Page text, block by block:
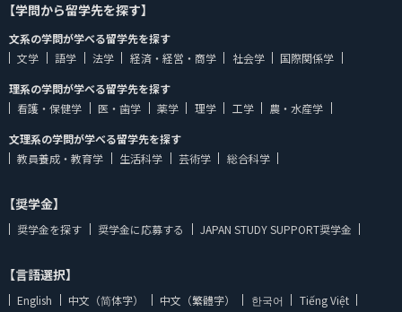
【学問から留学先を探す】
文系の学問が学べる留学先を探す
文学
語学 法学 経済・経営・商学 社会学
国際関係学
理系の学問が学べる留学先を探す
看護・保健学
医・歯学 薬学 理学 工学
農・水産学
文理系の学問が学べる留学先を探す
教員養成・教育学
生活科学 芸術学 総合科学
【奨学金】
奨学金を探す 奨学金に応募する JAPAN STUDY SUPPORT奨学金
【言語選択】
English 中文（简体字） 中文（繁體字） 한국어
Tiếng Việt